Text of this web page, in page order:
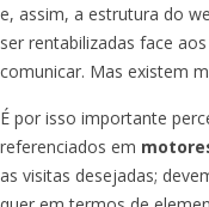
e, assim, a estrutura do
ser rentabilizadas face
comunicar. Mas existem
É por isso importante
referenciados em
as visitas desejadas;